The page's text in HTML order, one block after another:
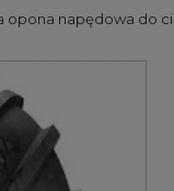
opona napędowa do